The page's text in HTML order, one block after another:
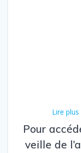
Lire
Pour
veille de